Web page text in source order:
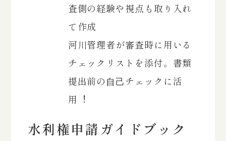
査側の経験や視点も取り入れ
て作成
河川管理者が審査時に用いる
チェックリストを添付。書類
提出前の⾃⼰チェックに活
用︕
水利権申請ガイドブック